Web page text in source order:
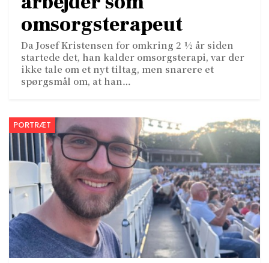
omsorgsterapeut
Da Josef Kristensen for omkring 2 ½ år siden
startede det, han kalder omsorgsterapi, var der
ikke tale om et nyt tiltag, men snarere et
spørgsmål om, at han…
PORTRÆT